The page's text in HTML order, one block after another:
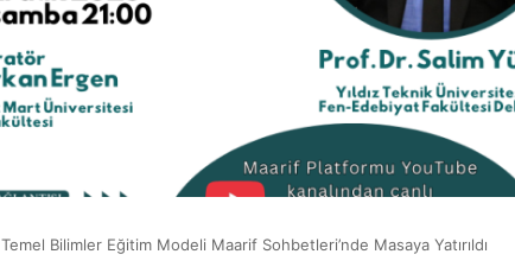
Temel Bilimler Eğitim Modeli Maarif Sohbetleri’nde Masaya Yatırıldı